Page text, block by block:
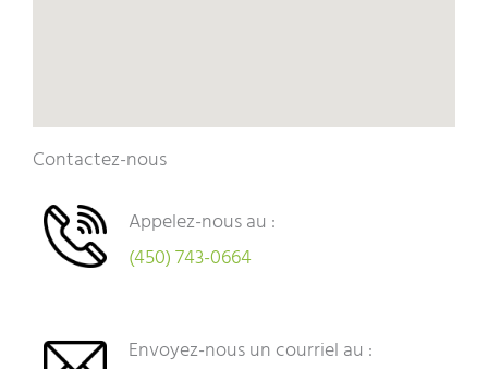
Contactez-nous
Appelez-nous au :
(450) 743-0664
Envoyez-nous un courriel au :